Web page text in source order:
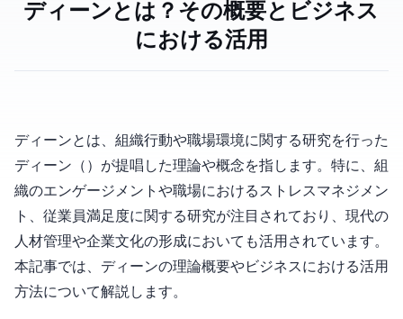
ディーン(1983)とは？その概要とビジネス
における活用
ディーン(1983)とは、組織行動や職場環境に関する研究を行った
ディーン（Dean, 1983）が提唱した理論や概念を指します。特に、組
織のエンゲージメントや職場におけるストレスマネジメン
ト、従業員満足度に関する研究が注目されており、現代の
人材管理や企業文化の形成においても活用されています。
本記事では、ディーン(1983)の理論概要やビジネスにおける活用
方法について解説します。